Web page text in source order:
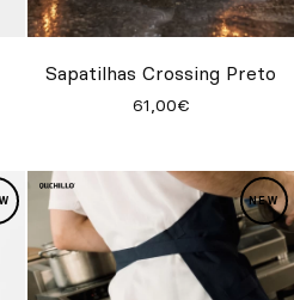
FR IT
Sapatilhas Crossing Preto
61,00€